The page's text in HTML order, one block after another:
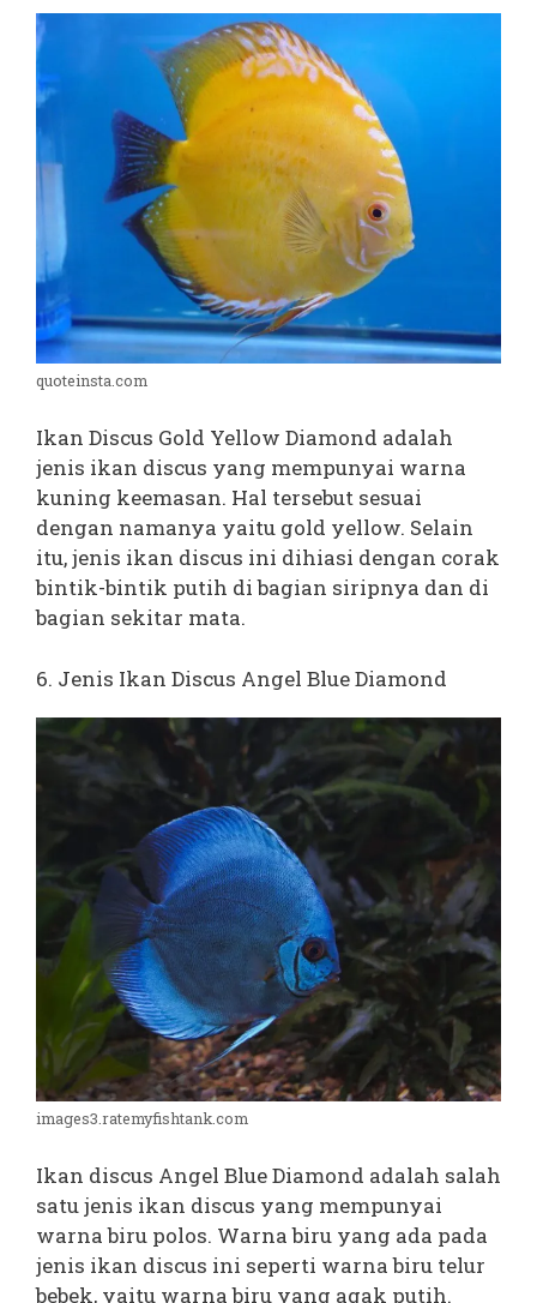
quoteinsta.com
Ikan Discus Gold Yellow Diamond adalah
jenis ikan discus yang mempunyai warna
kuning keemasan. Hal tersebut sesuai
dengan namanya yaitu gold yellow. Selain
itu, jenis ikan discus ini dihiasi dengan corak
bintik-bintik putih di bagian siripnya dan di
bagian sekitar mata.
6. Jenis Ikan Discus Angel Blue Diamond
images3.ratemyfishtank.com
Ikan discus Angel Blue Diamond adalah salah
satu jenis ikan discus yang mempunyai
warna biru polos. Warna biru yang ada pada
jenis ikan discus ini seperti warna biru telur
bebek, yaitu warna biru yang agak putih.